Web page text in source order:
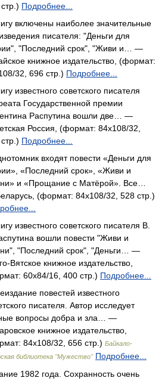
Подробнее...
включены наиболее значительные
писателя: "Деньги для
"Последний срок", "Живи и… —
книжное издательство, (формат:
32, 696 стр.) Подробнее...
известного советского писателя
Государственной премии
Распутина вошли две… —
Россия, (формат: 84x108/32,
Подробнее...
входят повести «Деньги для
«Последний срок», «Живи и
и «Прощание с Матёрой». Все…
(формат: 84x108/32, 528 стр.)
известного советского писателя В.
вошли повести "Живи и
"Последний срок", "Деньги… —
Вятское книжное издательство,
60x84/16, 400 стр.) Подробнее...
повестей известного
писателя. Автор исследует
вопросы добра и зла… —
книжное издательство,
84x108/32, 656 стр.) Байкало-
библиотека "Мужество" Подробнее...
1982 года. Сохранность очень